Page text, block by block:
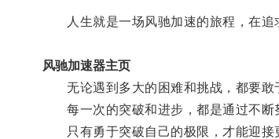
人生就是一场风驰加速的旅程，在追
风驰加速器主页
无论遇到多大的困难和挑战，都要敢
每一次的突破和进步，都是通过不断
只有勇于突破自己的极限，才能迎接